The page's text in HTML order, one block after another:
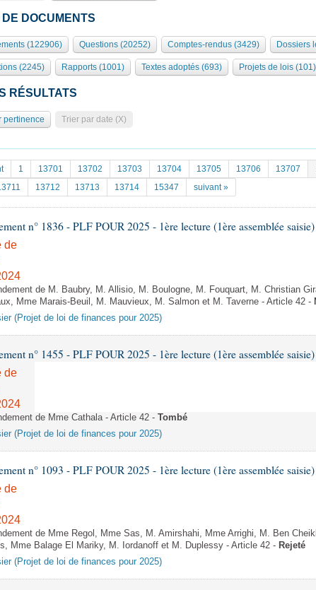
DOCUMENTS
(122906) Questions (20252) Comptes-rendus (3429) Dossiers
(2245) Rapports (1001) Textes adoptés (693) Projets de lois (101)
RÉSULTATS
pertinence Trier par date (X)
1 13701 13702 13703 13704 13705 13706 13707
13712 13713 13714 15347 suivant »
n° 1836 - PLF POUR 2025 - 1ère lecture (1ère assemblée
de
de M. Baubry, M. Allisio, M. Boulogne, M. Fouquart, M. Christian
Mme Marais-Beuil, M. Mauvieux, M. Salmon et M. Taverne - Article 42 -
(Projet de loi de finances pour 2025)
n° 1455 - PLF POUR 2025 - 1ère lecture (1ère assemblée
de
de Mme Cathala - Article 42 - Tombé
(Projet de loi de finances pour 2025)
n° 1093 - PLF POUR 2025 - 1ère lecture (1ère assemblée
de
de Mme Regol, Mme Sas, M. Amirshahi, Mme Arrighi, M. Ben
Mme Balage El Mariky, M. Iordanoff et M. Duplessy - Article 42 - Rejeté
(Projet de loi de finances pour 2025)